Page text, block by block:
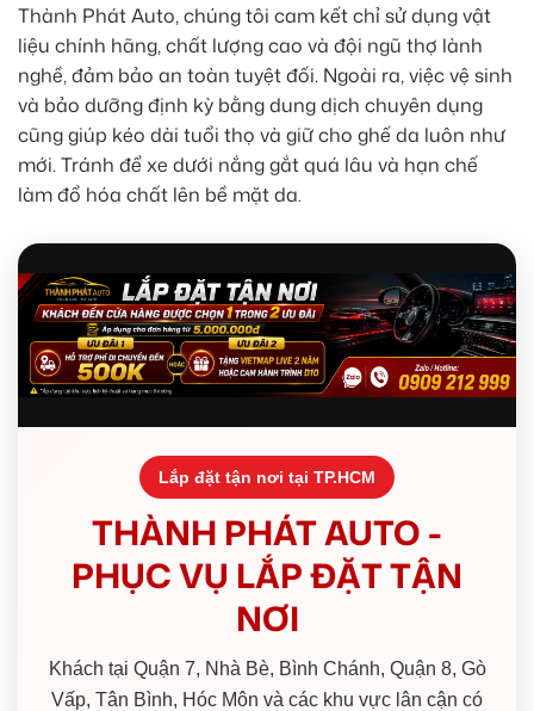
Thành Phát Auto, chúng tôi cam kết chỉ sử dụng vật
liệu chính hãng, chất lượng cao và đội ngũ thợ lành
nghề, đảm bảo an toàn tuyệt đối. Ngoài ra, việc vệ sinh
và bảo dưỡng định kỳ bằng dung dịch chuyên dụng
cũng giúp kéo dài tuổi thọ và giữ cho ghế da luôn như
mới. Tránh để xe dưới nắng gắt quá lâu và hạn chế
làm đổ hóa chất lên bề mặt da.
Lắp đặt tận nơi tại TP.HCM
THÀNH PHÁT AUTO -
PHỤC VỤ LẮP ĐẶT TẬN
NƠI
Khách tại Quận 7, Nhà Bè, Bình Chánh, Quận 8, Gò
Vấp, Tân Bình, Hóc Môn và các khu vực lân cận có